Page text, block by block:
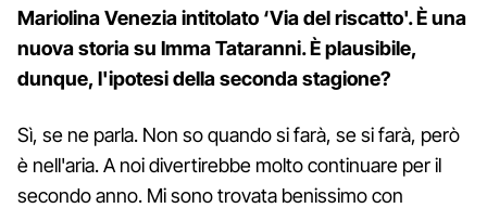
Mariolina Venezia intitolato ‘Via del riscatto'. È una
nuova storia su Imma Tataranni. È plausibile,
dunque, l'ipotesi della seconda stagione?
Sì, se ne parla. Non so quando si farà, se si farà, però
è nell'aria. A noi divertirebbe molto continuare per il
secondo anno. Mi sono trovata benissimo con